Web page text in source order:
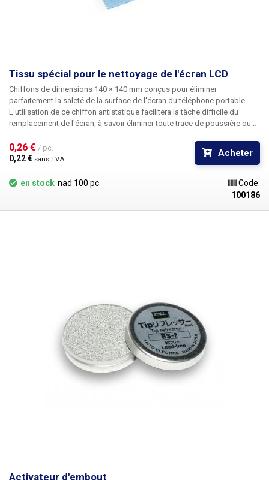
Tissu spécial pour le nettoyage de l'écran LCD
Chiffons de dimensions 140 × 140 mm conçus pour éliminer
parfaitement la saleté de la surface de l'écran du téléphone portable.
L'utilisation de ce chiffon antistatique facilitera la tâche difficile du
remplacement de l'écran, à savoir éliminer toute trace de poussière ou
pouvez utiliser ce chiffon avec succès pour nettoyer toutes les surfaces
en plastique de la poussière et de la graisse comme les CD, DVD ou les
0,26 € / pc.
0,22 € sans TVA
Acheter
en stock nad 100 pc.
Code:
100186
Activateur d'embout